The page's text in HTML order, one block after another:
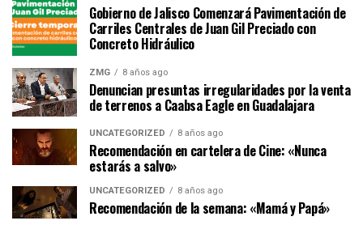
Gobierno de Jalisco Comenzará Pavimentación de
Carriles Centrales de Juan Gil Preciado con
Concreto Hidráulico
ZMG 8 años ago
Denuncian presuntas irregularidades por la venta
de terrenos a Caabsa Eagle en Guadalajara
UNCATEGORIZED 8 años ago
Recomendación en cartelera de Cine: «Nunca
estarás a salvo»
UNCATEGORIZED 8 años ago
Recomendación de la semana: «Mamá y Papá»